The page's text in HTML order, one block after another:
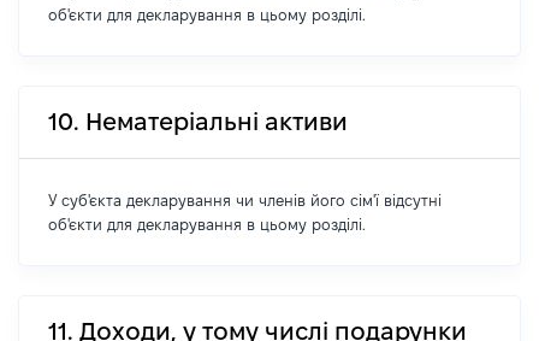
об'єкти для декларування в цьому розділі.
10. Нематеріальні активи
У суб'єкта декларування чи членів його сім'ї відсутні
об'єкти для декларування в цьому розділі.
11. Доходи, у тому числі подарунки